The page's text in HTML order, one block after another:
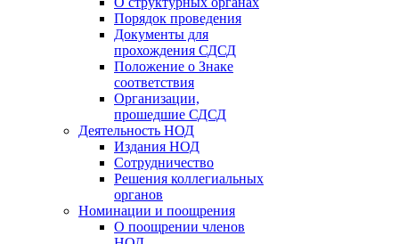
Порядок проведения
Документы для
прохождения СДСД
Положение о Знаке
соответствия
Организации,
прошедшие СДСД
Деятельность НОД
Издания НОД
Сотрудничество
Решения коллегиальных
органов
Номинации и поощрения
О поощрении членов